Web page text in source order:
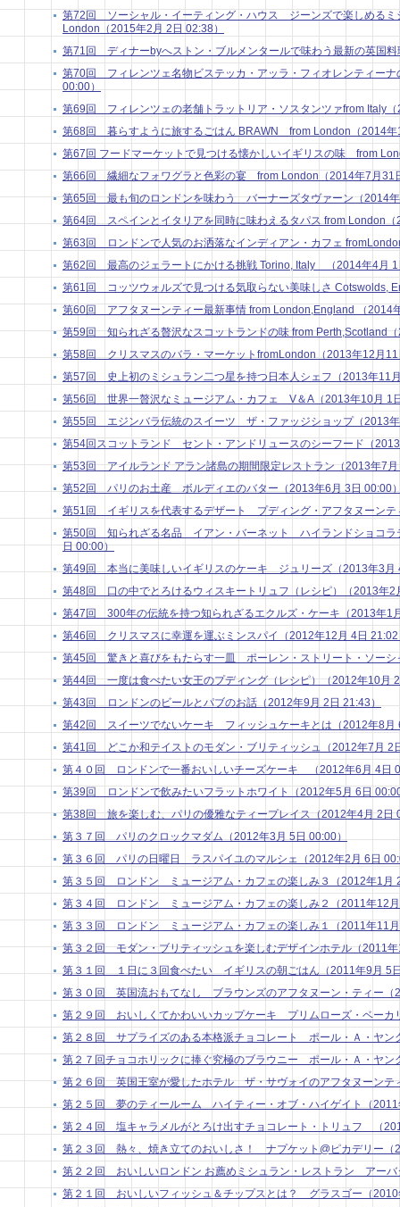
第72回 ソーシャル・イーティング・ハウス ジーンズで楽しめるミ
London（2015年2月 2日 02:38）
第71回 ディナーbyへストン・ブルメンタールで味わう最新の英国
第70回 フィレンツェ名物ビステッカ・アッラ・フィオレンティー
00:00）
第69回 フィレンツェの老舗トラットリア・ソスタンツァfrom Italy
第68回 暮らすように旅するごはん BRAWN from London（2014年
第67回 フードマーケットで見つける懐かしいイギリスの味 from
第66回 繊細なフォワグラと色彩の宴 from London（2014年7月31
第65回 最も旬のロンドンを味わう バーナーズタヴァーン（2014
第64回 スペインとイタリアを同時に味わえるタパス from London（
第63回 ロンドンで人気のお洒落なインディアン・カフェ
第62回 最高のジェラートにかける挑戦 Torino, Italy （2014年4月 1
第61回 コッツウォルズで見つける気取らない美味しさ Cotswolds,
第60回 アフタヌーンティー最新事情 from London,England （2014
第59回 知られざる贅沢なスコットランドの味 from Perth,Scotland
第58回 クリスマスのバラ・マーケットfromLondon（2013年12月11
第57回 史上初のミシュラン二つ星を持つ日本人シェフ（2013年11
第56回 世界一贅沢なミュージアム・カフェ V＆A（2013年10月 1
第55回 エジンバラ伝統のスイーツ ザ・ファッジショップ（2013
第54回スコットランド セント・アンドリュースのシーフード（
第53回 アイルランド アラン諸島の期間限定レストラン（2013年7
第52回 パリのお土産 ボルディエのバター（2013年6月 3日 00:00
第51回 イギリスを代表するデザート プディング・アフタヌーンテ
第50回 知られざる名品 イアン・バーネット ハイランドショコラ
日 00:00）
第49回 本当に美味しいイギリスのケーキ ジュリーズ（2013年3月
第48回 口の中でとろけるウィスキートリュフ（レシピ）（2013年2
第47回 300年の伝統を持つ知られざるエクルズ・ケーキ（2013年1
第46回 クリスマスに幸運を運ぶミンスパイ（2012年12月 4日 21:02
第45回 驚きと喜びをもたらす一皿 ポーレン・ストリート・ソー
第44回 一度は食べたい女王のプディング（レシピ）（2012年10月
第43回 ロンドンのビールとパブのお話（2012年9月 2日 21:43）
第42回 スイーツでないケーキ フィッシュケーキとは（2012年8月
第41回 どこか和テイストのモダン・ブリティッシュ（2012年7月 2
第４０回 ロンドンで一番おいしいチーズケーキ （2012年6月 4日
第39回 ロンドンで飲みたいフラットホワイト（2012年5月 6日
第38回 旅を楽しむ、パリの優雅なティープレイス（2012年4月 2日
第３７回 パリのクロックマダム（2012年3月 5日 00:00）
第３６回 パリの日曜日 ラスパイユのマルシェ（2012年2月 6日
第３５回 ロンドン ミュージアム・カフェの楽しみ３（2012年1月
第３４回 ロンドン ミュージアム・カフェの楽しみ２（2011年12
第３３回 ロンドン ミュージアム・カフェの楽しみ１（2011年11
第３２回 モダン・ブリティッシュを楽しむデザインホテル（2011
第３１回 １日に３回食べたい イギリスの朝ごはん（2011年9月 5
第３０回 英国流おもてなし ブラウンズのアフタヌーン・ティー（
第２９回 おいしくてかわいいカップケーキ プリムローズ・ベーカ
第２８回 サプライズのある本格派チョコレート ポール・Ａ・ヤン
第２７回チョコホリックに捧ぐ究極のブラウニー ポール・Ａ・ヤン
第２６回 英国王室が愛したホテル ザ・サヴォイのアフタヌーンテ
第２５回 夢のティールーム ハイティー・オブ・ハイゲイト（2011
第２４回 塩キャラメルがとろけ出すチョコレート・トリュフ （
第２３回 熱々、焼き立てのおいしさ！ ナプケット@ピカデリー（
第２２回 おいしいロンドン お薦めミシュラン・レストラン アー
第２１回 おいしいフィッシュ＆チップスとは？ グラスゴー（2010